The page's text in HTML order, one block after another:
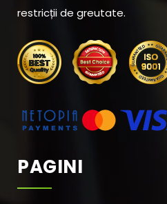
restricții de greutate.
PAGINI